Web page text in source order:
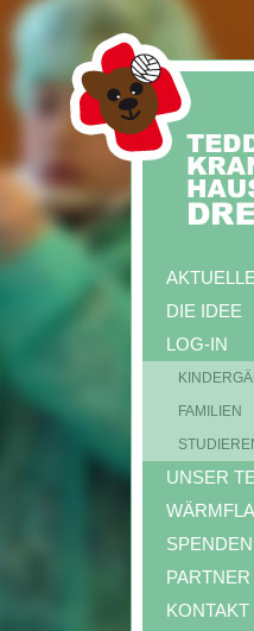
DIE IDEE
LOG-IN
FAMILIEN
UNSER
SPENDEN
PARTNER
KONTAKT